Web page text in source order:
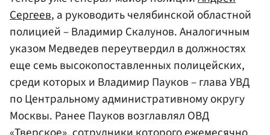
Сергеев, а руководить челябинской областной
полицией – Владимир Скалунов. Аналогичным
указом Медведев переутвердил в должностях
еще семь высокопоставленных полицейских,
среди которых и Владимир Пауков – глава УВД
по Центральному административному округу
Москвы. Ранее Пауков возглавлял ОВД